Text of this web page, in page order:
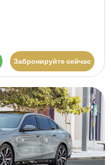
Забронируйте сейчас